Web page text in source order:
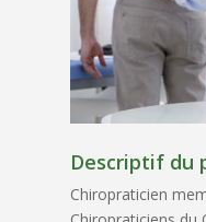
Descriptif du
Chiropraticien